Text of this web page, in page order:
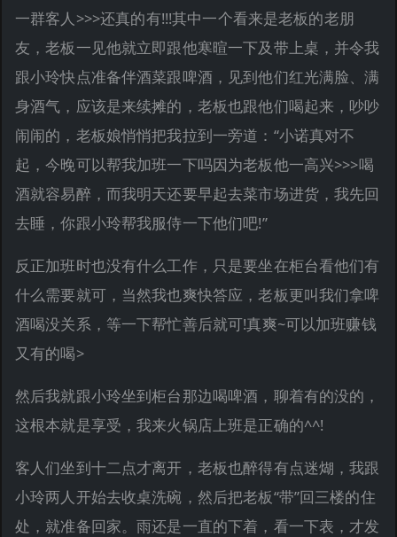
一群客人>>>还真的有!!!其中一个看来是老板的老朋
友，老板一见他就立即跟他寒暄一下及带上桌，并令我
跟小玲快点准备伴酒菜跟啤酒，见到他们红光满脸、满
身酒气，应该是来续摊的，老板也跟他们喝起来，吵吵
闹闹的，老板娘悄悄把我拉到一旁道：“小诺真对不
起，今晚可以帮我加班一下吗因为老板他一高兴>>>喝
酒就容易醉，而我明天还要早起去菜市场进货，我先回
去睡，你跟小玲帮我服侍一下他们吧!”
反正加班时也没有什么工作，只是要坐在柜台看他们有
什么需要就可，当然我也爽快答应，老板更叫我们拿啤
酒喝没关系，等一下帮忙善后就可!真爽~可以加班赚钱
又有的喝>
然后我就跟小玲坐到柜台那边喝啤酒，聊着有的没的，
这根本就是享受，我来火锅店上班是正确的^^!
客人们坐到十二点才离开，老板也醉得有点迷煳，我跟
小玲两人开始去收桌洗碗，然后把老板“带”回三楼的住
处，就准备回家。雨还是一直的下着，看一下表，才发